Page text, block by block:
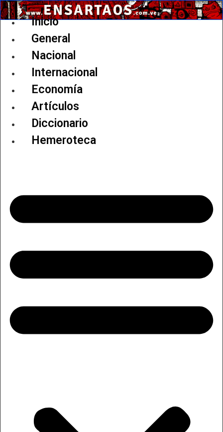
Ir
al
Inicio
General
Nacional
Internacional
Economía
Artículos
Diccionario
Hemeroteca